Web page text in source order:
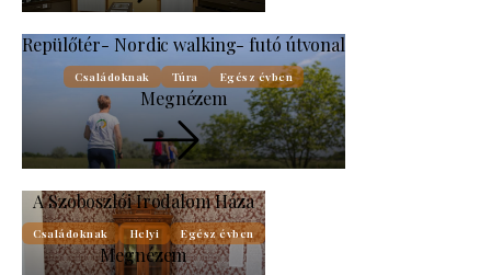
Repülőtér- Nordic walking- futó útvonal
Családoknak Túra Egész évben
Megnézem
A Szoboszlói Irodalom Háza
Családoknak Helyi Egész évben
Megnézem